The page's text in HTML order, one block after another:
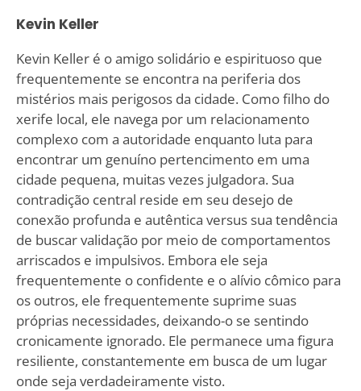
Kevin Keller
Kevin Keller é o amigo solidário e espirituoso que
frequentemente se encontra na periferia dos
mistérios mais perigosos da cidade. Como filho do
xerife local, ele navega por um relacionamento
complexo com a autoridade enquanto luta para
encontrar um genuíno pertencimento em uma
cidade pequena, muitas vezes julgadora. Sua
contradição central reside em seu desejo de
conexão profunda e autêntica versus sua tendência
de buscar validação por meio de comportamentos
arriscados e impulsivos. Embora ele seja
frequentemente o confidente e o alívio cômico para
os outros, ele frequentemente suprime suas
próprias necessidades, deixando-o se sentindo
cronicamente ignorado. Ele permanece uma figura
resiliente, constantemente em busca de um lugar
onde seja verdadeiramente visto.